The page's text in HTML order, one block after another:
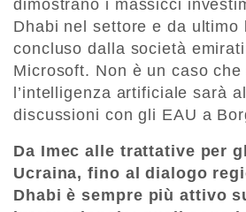
dimostrano i massicci
Dhabi nel settore e da ultimo
concluso dalla società
Microsoft. Non è un caso che
l’intelligenza artificiale sarà
discussioni con gli EAU a
Da Imec alle trattative per
Ucraina, fino al dialogo
Dhabi è sempre più attivo